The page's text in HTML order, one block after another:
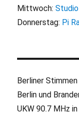
Mittwoch:
Donnerstag: Pi
Berliner
Berlin und
UKW 90.7 MHz